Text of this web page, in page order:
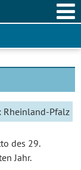
Rheinland-Pfalz
des 29.
Jahr.